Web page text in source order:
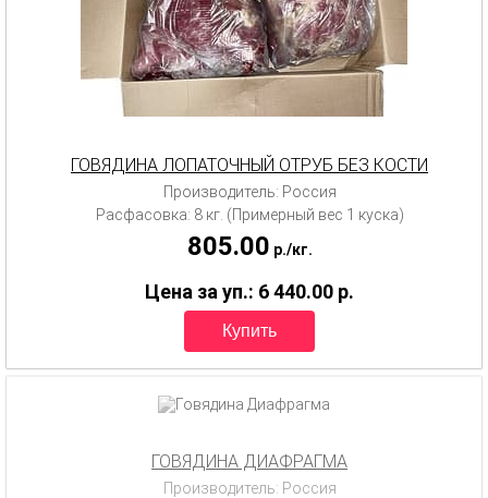
ГОВЯДИНА ЛОПАТОЧНЫЙ ОТРУБ БЕЗ КОСТИ
Производитель: Россия
Расфасовка: 8 кг. (Примерный вес 1 куска)
805.00 p./кг.
Цена за уп.: 6 440.00 p.
ГОВЯДИНА ДИАФРАГМА
Производитель: Россия